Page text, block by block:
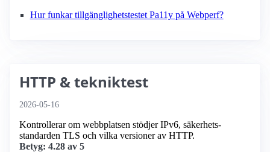
Hur funkar tillgänglighetstestet Pa11y på Webperf?
HTTP & tekniktest
2026-05-16
Kontrollerar om webbplatsen stödjer IPv6, säkerhets­
standarden TLS och vilka versioner av HTTP.
Betyg: 4.28 av 5